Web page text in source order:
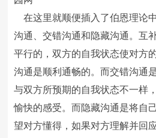
在这里就顺便插入了伯恩理论
沟通、交错沟通和隐藏沟通。互
平行的，双方的自我状态使对方
沟通是顺利通畅的。而交错沟通
与双方所预期的自我状态不一样
愉快的感受。而隐藏沟通是将自
望对方懂得，如果对方理解并回